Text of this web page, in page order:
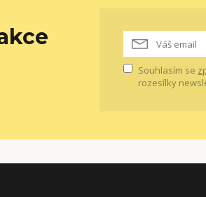
Souhlasím se
rozesílky